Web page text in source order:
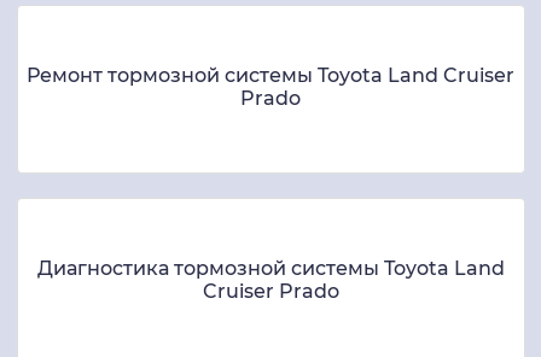
Ремонт тормозной системы Toyota Land Cruiser
Prado
Диагностика тормозной системы Toyota Land
Cruiser Prado